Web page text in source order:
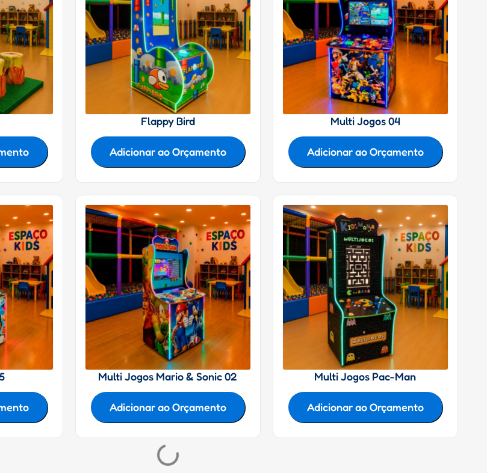
Flappy Bird
Adicionar ao Orçamento
Multi Jogos 04
Adicionar ao Orçamento
Multi Jogos Mario & Sonic 02
Adicionar ao Orçamento
Multi Jogos Pac-Man
Adicionar ao Orçamento